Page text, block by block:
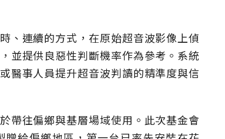
、連續的方式，在原始超音波影像上偵
並提供良惡性判斷機率作為參考。系統
醫事人員提升超音波判讀的精準度與信
帶往偏鄉與基層場域使用。此次基金會